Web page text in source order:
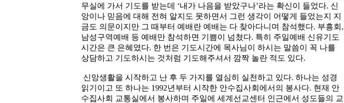
무실에 가서 기도를 받는데 ‘내가 나음을 받았구나’라는 확신이 들었다. 신
앙이나 믿음에 대해 전혀 알지도 못하면서 그런 생각이 어떻게 들었는지 지
금도 의문이지만 그 때부터 예배란 예배는 다 찾아다니며 참석했다. 부흥회,
남성구역예배 등 예배만 참석하면 기쁨이 넘쳤다. 특히 주일예배 신유기도
시간은 큰 은혜였다. 한 번은 기도시간에 목사님이 하시는 말씀이 꼭 나를
상담하고 기도하시는 것처럼 기도해주셔서 깜짝 놀란 적도 있다.
신앙생활을 시작하고 난 후 두 가지를 열심히 실천하고 있다. 하나는 성경
읽기이고 또 하나는 1992년부터 시작한 안수집사회에서의 봉사다. 현재 안
수집사회 교통실에서 봉사하며 주일에 세계선교센터 인근에서 성도들의 교